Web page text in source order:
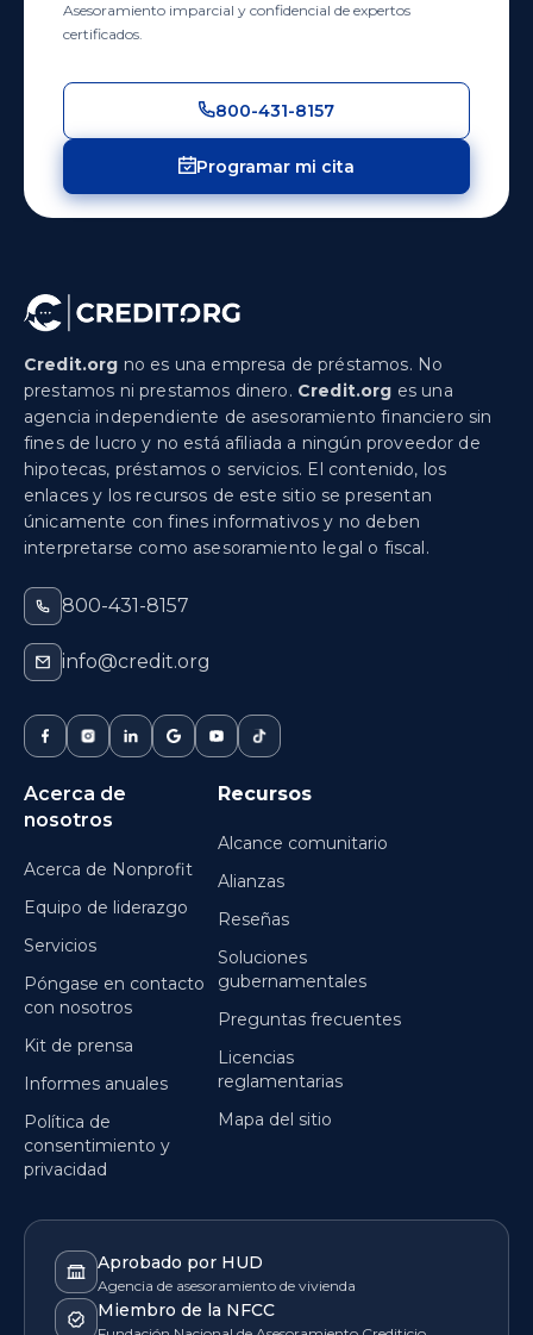
Asesoramiento imparcial y confidencial de expertos
certificados.
800-431-8157
Programar mi cita
Credit.org no es una empresa de préstamos. No
prestamos ni prestamos dinero. Credit.org es una
agencia independiente de asesoramiento financiero sin
fines de lucro y no está afiliada a ningún proveedor de
hipotecas, préstamos o servicios. El contenido, los
enlaces y los recursos de este sitio se presentan
únicamente con fines informativos y no deben
interpretarse como asesoramiento legal o fiscal.
800-431-8157
info@credit.org
Acerca de
nosotros
Acerca de Nonprofit
Equipo de liderazgo
Servicios
Póngase en contacto
con nosotros
Kit de prensa
Informes anuales
Política de
consentimiento y
privacidad
Recursos
Alcance comunitario
Alianzas
Reseñas
Soluciones
gubernamentales
Preguntas frecuentes
Licencias
reglamentarias
Mapa del sitio
Aprobado por HUD
Agencia de asesoramiento de vivienda
Miembro de la NFCC